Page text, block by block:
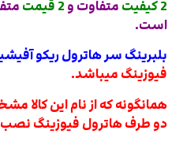
2 کیفیت
متفاوت و 2 قیمت متف
است.
بلبرینگ سر هاترول ریکو
فیوزینگ میباشد.
همانگونه که از نام این کالا
دو طرف هاترول فیوزینگ